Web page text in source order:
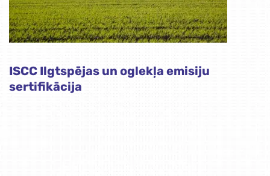
ISCC Ilgtspējas un oglekļa emisiju
sertifikācija